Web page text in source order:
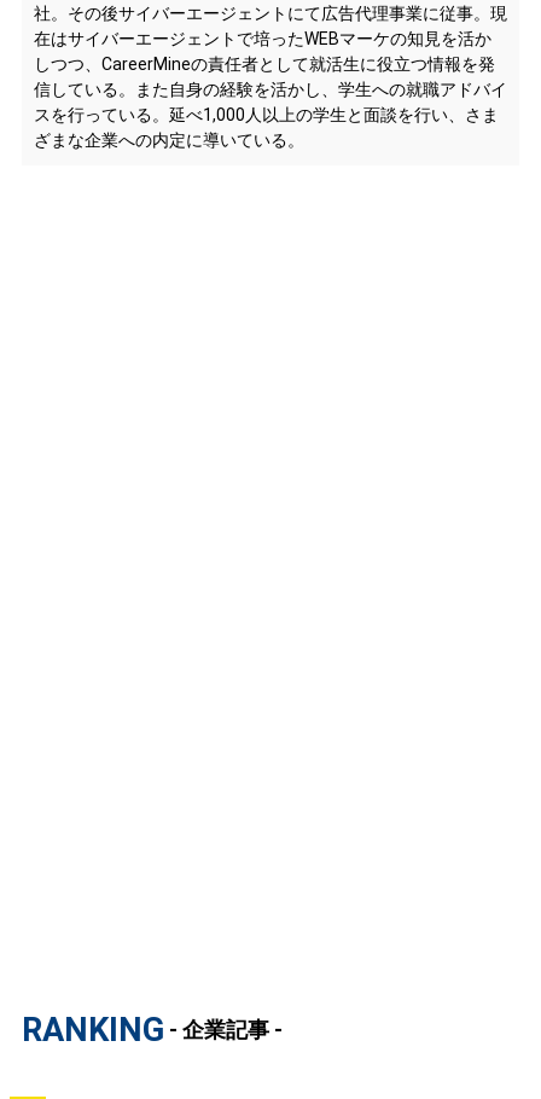
社。その後サイバーエージェントにて広告代理事業に従事。現
在はサイバーエージェントで培ったWEBマーケの知見を活か
しつつ、CareerMineの責任者として就活生に役立つ情報を発
信している。また自身の経験を活かし、学生への就職アドバイ
スを行っている。延べ1,000人以上の学生と面談を行い、さま
ざまな企業への内定に導いている。
RANKING - 企業記事 -